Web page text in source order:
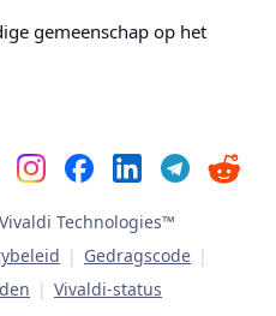
gemeenschap op het
Technologies™
| Gedragscode |
| Vivaldi-status